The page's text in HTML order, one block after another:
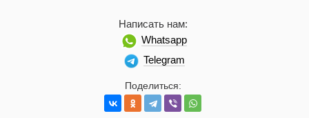
Поделиться:
Написать нам:
Whatsapp
Telegram